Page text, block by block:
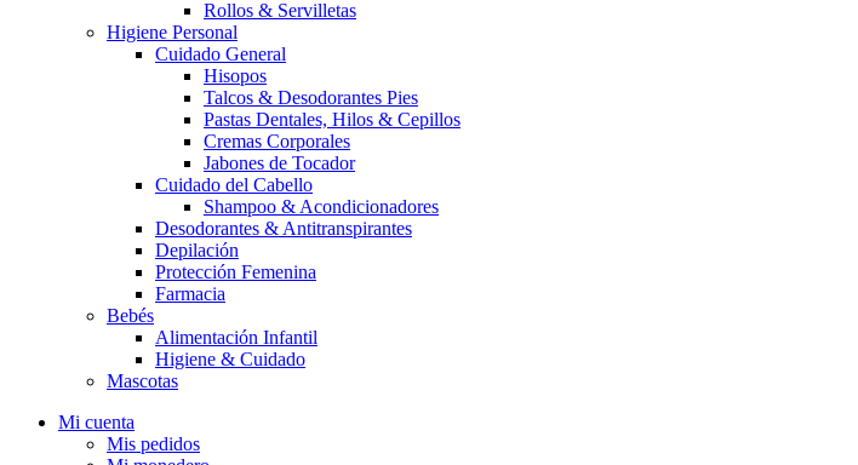
Rollos & Servilletas
Higiene Personal
Cuidado General
Hisopos
Talcos & Desodorantes Pies
Pastas Dentales, Hilos & Cepillos
Cremas Corporales
Jabones de Tocador
Cuidado del Cabello
Shampoo & Acondicionadores
Desodorantes & Antitranspirantes
Depilación
Protección Femenina
Farmacia
Bebés
Alimentación Infantil
Higiene & Cuidado
Mascotas
Mi cuenta
Mis pedidos